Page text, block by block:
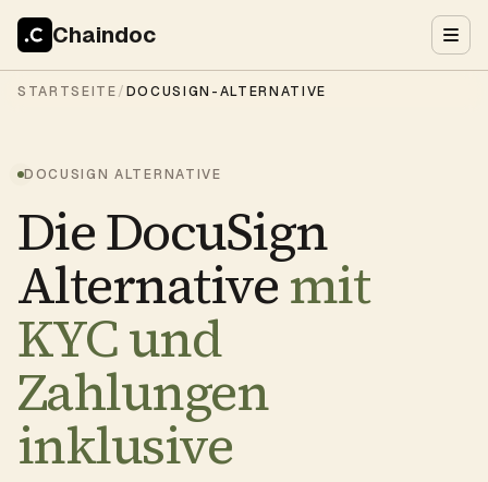
Chaindoc
STARTSEITE/DOCUSIGN-ALTERNATIVE
DOCUSIGN ALTERNATIVE
Die DocuSign
Alternativemit
KYC und
Zahlungen
inklusive